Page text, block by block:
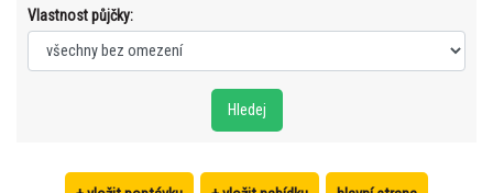
Vlastnost půjčky: